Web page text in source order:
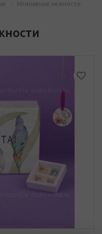
- Мгновение нежности